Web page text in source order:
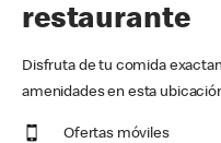
restaurante
Disfruta de tu comida
amenidades en esta
Ofertas móviles